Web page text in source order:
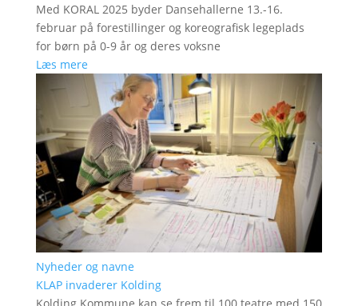
Med KORAL 2025 byder Dansehallerne 13.-16.
februar på forestillinger og koreografisk legeplads
for børn på 0-9 år og deres voksne
Læs mere
Nyheder og navne
KLAP invaderer Kolding